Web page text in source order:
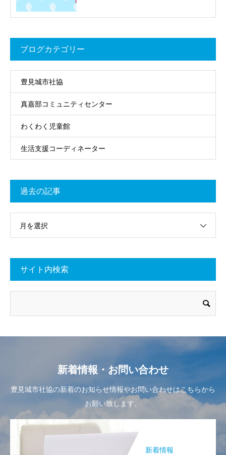
ブログカテゴリー
豊見城市社協
真嘉部コミュニティセンター
わくわく児童館
生活支援コーディネーター
過去の記事
月を選択
サイト内検索
新着情報・お問い合わせ
豊見城市社協の新着のお知らせ情報やお問い合わせはこちらから
お願い致します。
新着情報